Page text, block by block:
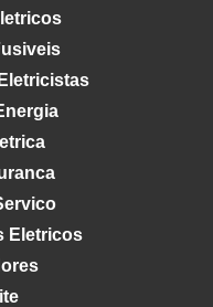
Eletricos